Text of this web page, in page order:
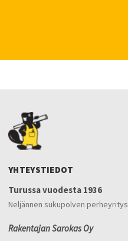
YHTEYSTIEDOT
Turussa vuodesta 1936
Neljännen sukupolven perheyritys
Rakentajan Sarokas Oy